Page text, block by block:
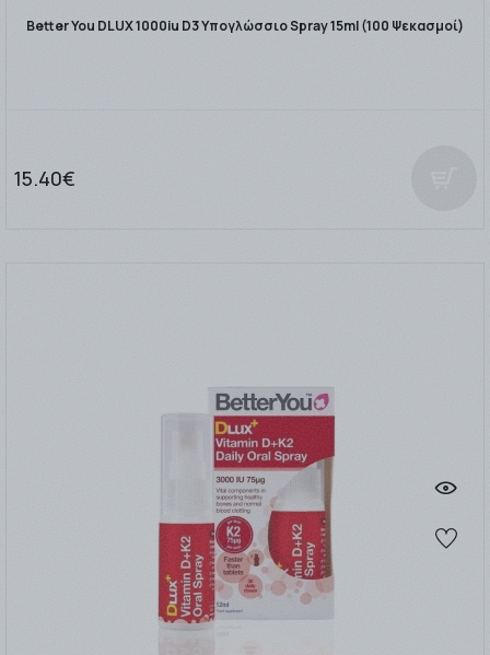
Better You DLUX 1000iu D3 Υπογλώσσιο Spray 15ml (100 Ψεκασμοί)
15.40€